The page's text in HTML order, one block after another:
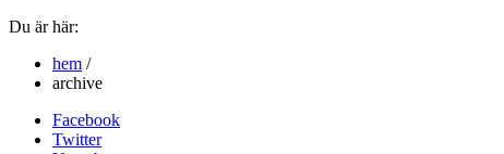
Du är här:
hem /
archive
Facebook
Twitter